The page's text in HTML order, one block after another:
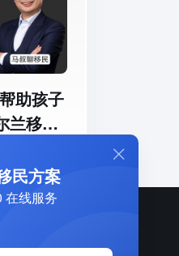
助孩子
兰移民
自主选
民方案
在线服务